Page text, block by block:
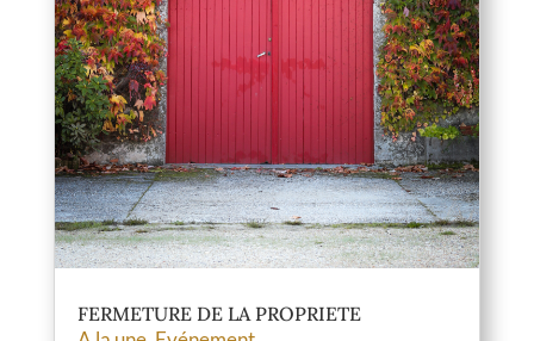
FERMETURE DE LA PROPRIETE